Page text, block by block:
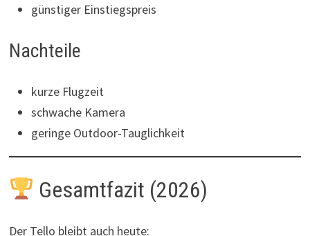
günstiger Einstiegspreis
Nachteile
kurze Flugzeit
schwache Kamera
geringe Outdoor-Tauglichkeit
Gesamtfazit (2026)
Der Tello bleibt auch heute: